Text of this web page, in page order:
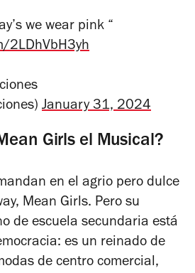
we wear pink “
2LDhVbH3yh
January 31, 2024
Girls el Musical?
en el agrio pero dulce
Mean Girls. Pero su
de escuela secundaria está
es un reinado de
de centro comercial,